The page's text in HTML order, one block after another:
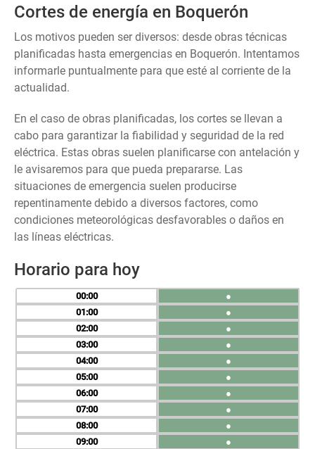
Cortes de energía en Boquerón
Los motivos pueden ser diversos: desde obras técnicas
planificadas hasta emergencias en Boquerón. Intentamos
informarle puntualmente para que esté al corriente de la
actualidad.
En el caso de obras planificadas, los cortes se llevan a
cabo para garantizar la fiabilidad y seguridad de la red
eléctrica. Estas obras suelen planificarse con antelación y
le avisaremos para que pueda prepararse. Las
situaciones de emergencia suelen producirse
repentinamente debido a diversos factores, como
condiciones meteorológicas desfavorables o daños en
las líneas eléctricas.
Horario para hoy
00
01
02
03
04
05
06
07
08
09
●
●
●
●
●
●
●
●
●
●